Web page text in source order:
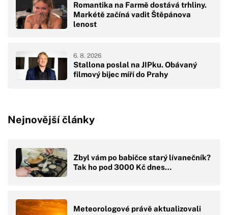
Romantika na Farmě dostává trhliny.
Markétě začíná vadit Štěpánova
lenost
Stallona poslal na JIPku. Obávaný
filmový bijec míří do Prahy
6. 8. 2026
Nejnovější články
Zbyl vám po babičce starý lívanečník?
Tak ho pod 3000 Kč dnes…
Meteorologové právě aktualizovali